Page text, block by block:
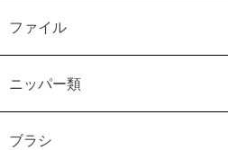
ファイル
ニッパー類
ブラシ